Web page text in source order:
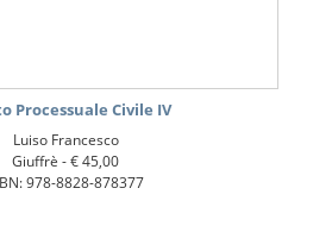
Processuale Civile IV
Luiso Francesco
Giuffrè -€ 45,00
978-8828-878377